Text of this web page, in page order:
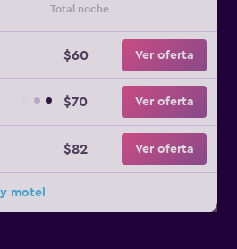
Total noche
$60 Ver oferta
$70 Ver oferta
$82 Ver oferta
motel